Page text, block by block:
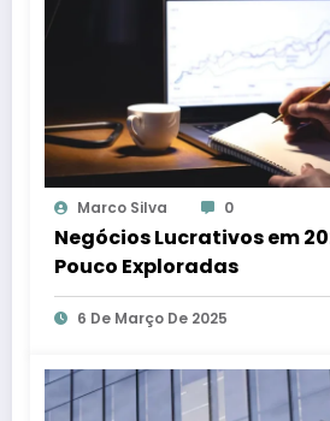
Marco Silva 0
Negócios Lucrativos em
Pouco Exploradas
6 De Março De 2025